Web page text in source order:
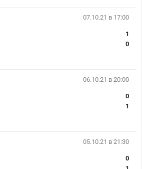
07.10.21 в 17:00
1
0
06.10.21 в 20:00
0
1
05.10.21 в 21:30
0